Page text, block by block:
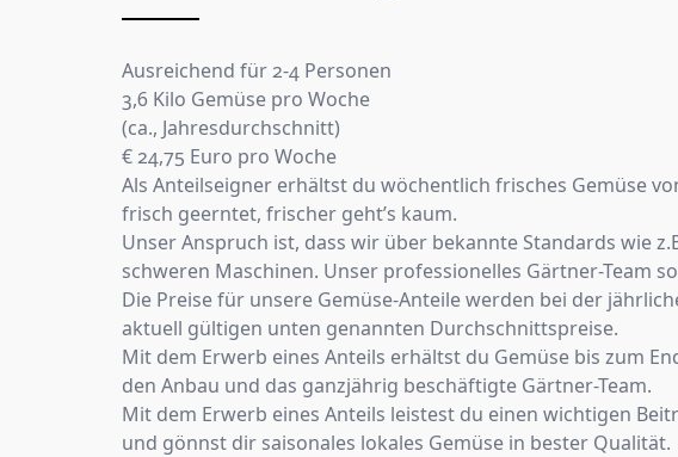
Ausreichend für 2-4 Personen
3,6 Kilo Gemüse pro Woche
(ca., Jahresdurchschnitt)
€ 24,75 Euro pro Woche
Als Anteilseigner erhältst du wöchentlich frisches Gemüse
frisch geerntet, frischer geht’s kaum.
Unser Anspruch ist, dass wir über bekannte Standards wie
schweren Maschinen. Unser professionelles Gärtner-Team
Die Preise für unsere Gemüse-Anteile werden bei der
aktuell gültigen unten genannten Durchschnittspreise.
Mit dem Erwerb eines Anteils erhältst du Gemüse bis zum
den Anbau und das ganzjährig beschäftigte Gärtner-Team.
Mit dem Erwerb eines Anteils leistest du einen wichtigen
und gönnst dir saisonales lokales Gemüse in bester Qualität.